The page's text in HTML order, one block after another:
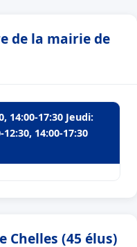
de la mairie de
14:00-17:30 Jeudi:
14:00-17:30
Chelles (45 élus)